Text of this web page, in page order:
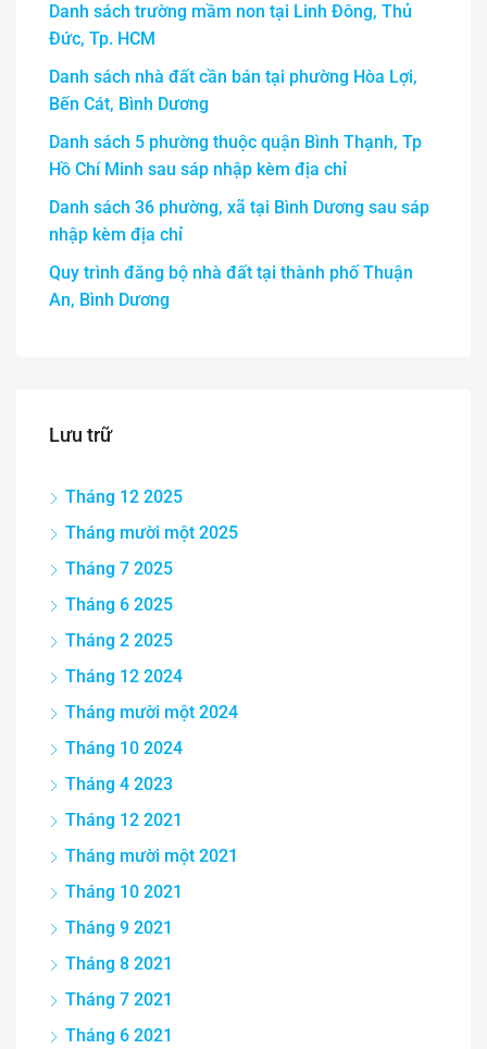
Danh sách trường mầm non tại Linh Đông, Thủ
Đức, Tp. HCM
Danh sách nhà đất cần bán tại phường Hòa Lợi,
Bến Cát, Bình Dương
Danh sách 5 phường thuộc quận Bình Thạnh, Tp
Hồ Chí Minh sau sáp nhập kèm địa chỉ
Danh sách 36 phường, xã tại Bình Dương sau sáp
nhập kèm địa chỉ
Quy trình đăng bộ nhà đất tại thành phố Thuận
An, Bình Dương
Lưu trữ
Tháng 12 2025
Tháng mười một 2025
Tháng 7 2025
Tháng 6 2025
Tháng 2 2025
Tháng 12 2024
Tháng mười một 2024
Tháng 10 2024
Tháng 4 2023
Tháng 12 2021
Tháng mười một 2021
Tháng 10 2021
Tháng 9 2021
Tháng 8 2021
Tháng 7 2021
Tháng 6 2021